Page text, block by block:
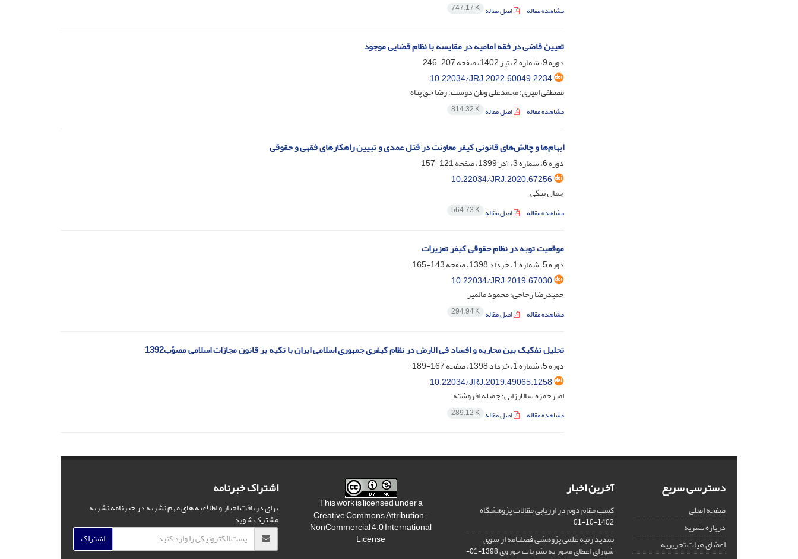
مشاهده مقاله اصل مقاله 747.17 K
تعیین قاضی در فقه امامیه در مقایسه با نظام قضایی موجود
دوره 9، شماره 2، تیر 1402، صفحه
207-246
10.22034/JRJ.2022.60049.2234
مصطفی امیری؛ محمدعلی وطن دوست؛ رضا حق پناه
مشاهده مقاله اصل مقاله 814.32 K
ابهام‌ها و چالش‌های قانونی کیفر معاونت در قتل عمدی و تبیین راهکارهای فقهی و حقوقی
دوره 6، شماره 3، آذر 1399، صفحه
121-157
10.22034/JRJ.2020.67256
جمال بیگی
مشاهده مقاله اصل مقاله 564.73 K
موقعیت توبه در نظام حقوقی کیفر تعزیرات
دوره 5، شماره 1، خرداد 1398، صفحه
143-165
10.22034/JRJ.2019.67030
حمیدرضا زجاجی؛ محمود مالمیر
مشاهده مقاله اصل مقاله 294.94 K
تحلیل تفکیک بین محاربه و افساد فی الارض در نظام کیفری جمهوری اسلامی ایران با تکیه بر قانون مجازات اسلامی مصوّب1392
دوره 5، شماره 1، خرداد 1398، صفحه
167-189
10.22034/JRJ.2019.49065.1258
امیرحمزه سالارزایی؛ جمیله افروشته
مشاهده مقاله اصل مقاله 289.12 K
دسترسی سریع
صفحه اصلی
درباره نشریه
اعضای هیات تحریریه
آخرین اخبار
کسب مقام دوم در ارزیابی مقالات پژوهشگاه
1402-10-01
تمدید رتبه علمی پژوهشی فصلنامه از سوی
شورای اعطای مجوز به نشریات حوزوی
1398-01-
This work is licensed under a
Creative Commons Attribution-
NonCommercial 4.0 International
License
اشتراک خبرنامه
برای دریافت اخبار و اطلاعیه های مهم نشریه در خبرنامه نشریه
مشترک شوید.
اشتراک